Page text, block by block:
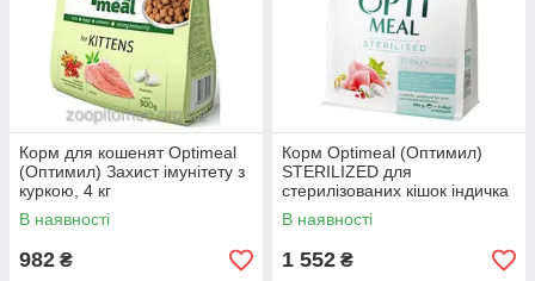
Корм для кошенят Optimeal
(Оптимил) Захист імунітету з
куркою, 4 кг
В наявності
982 ₴
Корм Optimeal (Оптимил)
STERILIZED для
стерилізованих кішок індичка
з вівсом, 4 кг
В наявності
1 552 ₴